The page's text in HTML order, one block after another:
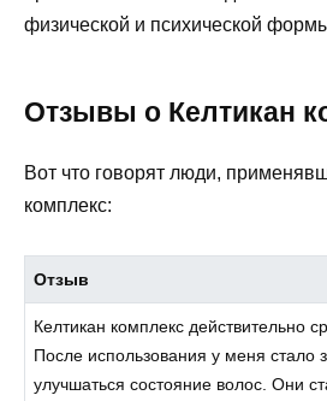
физической и психической
Отзывы о Келтикан
Вот что говорят люди,
комплекс:
Отзыв
Келтикан комплекс действительно
После использования у меня стало
улучшаться состояние волос. Они